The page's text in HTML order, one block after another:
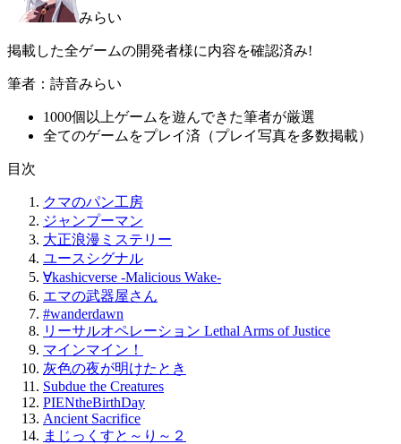
みらい
掲載した全ゲームの開発者様に内容を確認済み!
筆者：詩音みらい
1000個以上ゲームを遊んできた筆者が厳選
全てのゲームをプレイ済（プレイ写真を多数掲載）
目次
クマのパン工房
ジャンプーマン
大正浪漫ミステリー
ユースシグナル
∀kashicverse -Malicious Wake-
エマの武器屋さん
#wanderdawn
リーサルオペレーション Lethal Arms of Justice
マインマイン！
灰色の夜が明けたとき
Subdue the Creatures
PIENtheBirthDay
Ancient Sacrifice
まじっくすと～り～２